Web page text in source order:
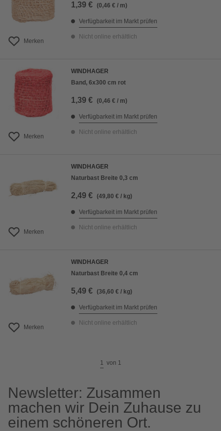
Merken
1,39 € (0,46 € / m)
Verfügbarkeit im Markt prüfen
Nicht online erhältlich
Merken
WINDHAGER
Band, 6x300 cm rot
1,39 € (0,46 € / m)
Verfügbarkeit im Markt prüfen
Nicht online erhältlich
Merken
WINDHAGER
Naturbast Breite 0,3 cm
2,49 € (49,80 € / kg)
Verfügbarkeit im Markt prüfen
Nicht online erhältlich
Merken
WINDHAGER
Naturbast Breite 0,4 cm
5,49 € (36,60 € / kg)
Verfügbarkeit im Markt prüfen
Nicht online erhältlich
1 von 1
Newsletter: Zusammen
machen wir Dein Zuhause zu
einem schöneren Ort.